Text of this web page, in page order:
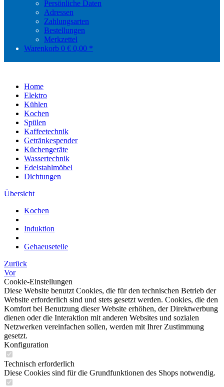
Persönliche Daten
Adressen
Zahlungsarten
Bestellungen
Merkzettel
Warenkorb 0 € 0,00 *
Home
Elektro
Kühlen
Kochen
Spülen
Kaffeetechnik
Getränkespender
Küchengeräte
Wassertechnik
Edelstahlmöbel
Dichtungen
Übersicht
Kochen
Induktion
Gehaeuseteile
Zurück
Vor
Cookie-Einstellungen
Diese Website benutzt Cookies, die für den technischen Betrieb der
Website erforderlich sind und stets gesetzt werden. Cookies, die den
Komfort bei Benutzung dieser Website erhöhen, der Direktwerbung
dienen oder die Interaktion mit anderen Websites und sozialen
Netzwerken vereinfachen sollen, werden mit Ihrer Zustimmung
gesetzt.
Konfiguration
Technisch erforderlich
Diese Cookies sind für die Grundfunktionen des Shops notwendig.